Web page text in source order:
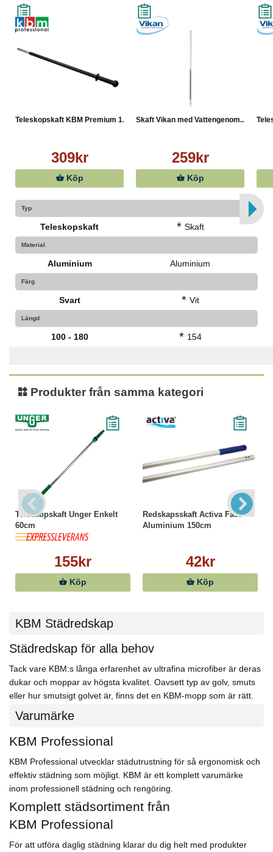
Teleskopskaft KBM Premium 1...
309kr
Köp
Skaft Vikan med Vattengenom...
259kr
Köp
Typ
Teleskopskaft * Skaft
Material
Aluminium Aluminium
Färg
Svart * Vit
Längd
100 - 180 * 154
Produkter från samma kategori
Teleskopskaft Unger Enkelt
60cm
155kr
Köp
Redskapsskaft Activa Fast
Aluminium 150cm
42kr
Köp
KBM Städredskap
Städredskap för alla behov
Tack vare KBM:s långa erfarenhet av ultrafina microfiber är deras
dukar och moppar av högsta kvalitet. Oavsett typ av golv, smuts
eller hur smutsigt golvet är, finns det en KBM-mopp som är rätt.
Varumärke
KBM Professional
KBM Professional utvecklar städutrustning för så ergonomisk och
effektiv städning som möjligt. KBM är ett komplett varumärke
inom professionell städning och rengöring.
Komplett städsortiment från
KBM Professional
För att utföra daglig städning klarar du dig helt med produkter